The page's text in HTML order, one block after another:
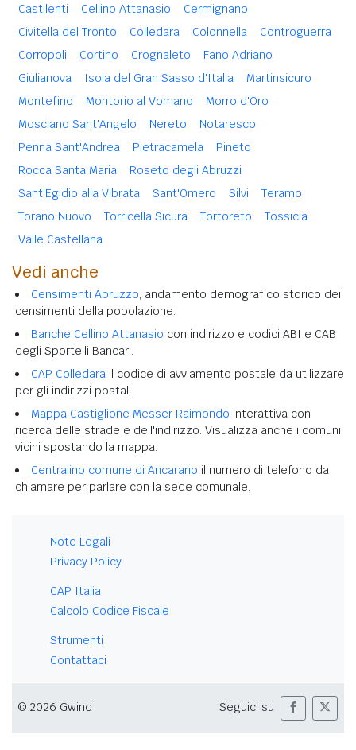
Castilenti
Cellino Attanasio
Cermignano
Civitella del Tronto
Colledara Colonnella
Controguerra
Corropoli
Cortino Crognaleto
Fano Adriano
Giulianova
Isola del Gran Sasso d'Italia
Martinsicuro
Montefino
Montorio al Vomano
Morro d'Oro
Mosciano Sant'Angelo
Nereto
Notaresco
Penna Sant'Andrea
Pietracamela
Pineto
Rocca Santa Maria
Roseto degli Abruzzi
Sant'Egidio alla Vibrata
Sant'Omero Silvi
Teramo
Torano Nuovo
Torricella Sicura Tortoreto
Tossicia
Valle Castellana
Vedi anche
Censimenti Abruzzo, andamento demografico storico dei
censimenti della popolazione.
Banche Cellino Attanasio con indirizzo e codici ABI e CAB
degli Sportelli Bancari.
CAP Colledara il codice di avviamento postale da utilizzare
per gli indirizzi postali.
Mappa Castiglione Messer Raimondo interattiva con
ricerca delle strade e dell'indirizzo. Visualizza anche i comuni
vicini spostando la mappa.
Centralino comune di Ancarano il numero di telefono da
chiamare per parlare con la sede comunale.
Note Legali
Privacy Policy
CAP Italia
Calcolo Codice Fiscale
Strumenti
Contattaci
© 2026 Gwind Seguici su